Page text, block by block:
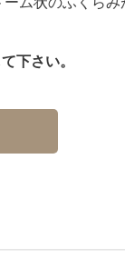
下さい。